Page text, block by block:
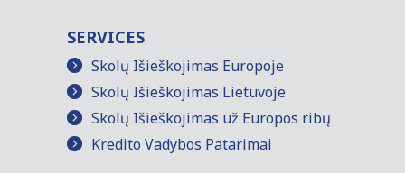
SERVICES
Skolų Išieškojimas Europoje
Skolų Išieškojimas Lietuvoje
Skolų Išieškojimas už Europos ribų
Kredito Vadybos Patarimai